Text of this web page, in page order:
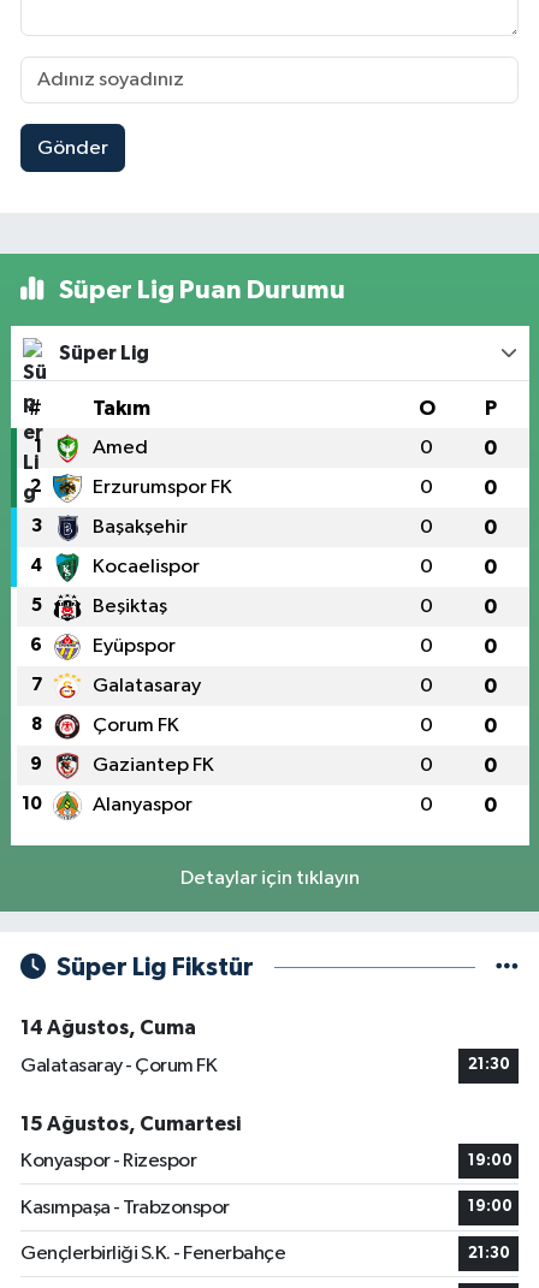
Gönder
Süper Lig Puan Durumu
Süper Lig
# Takım O P
1 Amed 0 0
2 Erzurumspor FK 0 0
3 Başakşehir 0 0
4 Kocaelispor 0 0
5 Beşiktaş 0 0
6 Eyüpspor 0 0
7 Galatasaray 0 0
8 Çorum FK 0 0
9 Gaziantep FK 0 0
10 Alanyaspor 0 0
Detaylar için tıklayın
Süper Lig Fikstür
14 Ağustos, Cuma
Galatasaray - Çorum FK
21:30
15 Ağustos, Cumartesi
Konyaspor - Rizespor
19:00
Kasımpaşa - Trabzonspor 19:00
Gençlerbirliği S.K. - Fenerbahçe 21:30